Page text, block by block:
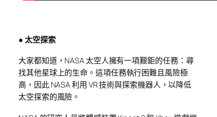
● 太空探索
大家都知道，NASA 太空人擁有一項艱鉅的任務：尋
找其他星球上的生命。這項任務執行困難且風險極
高，因此 NASA 利用 VR 技術與探索機器人，以降低
太空探索的風險。